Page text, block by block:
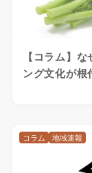
【コラム】
ング文化が根
コラム 地域速報